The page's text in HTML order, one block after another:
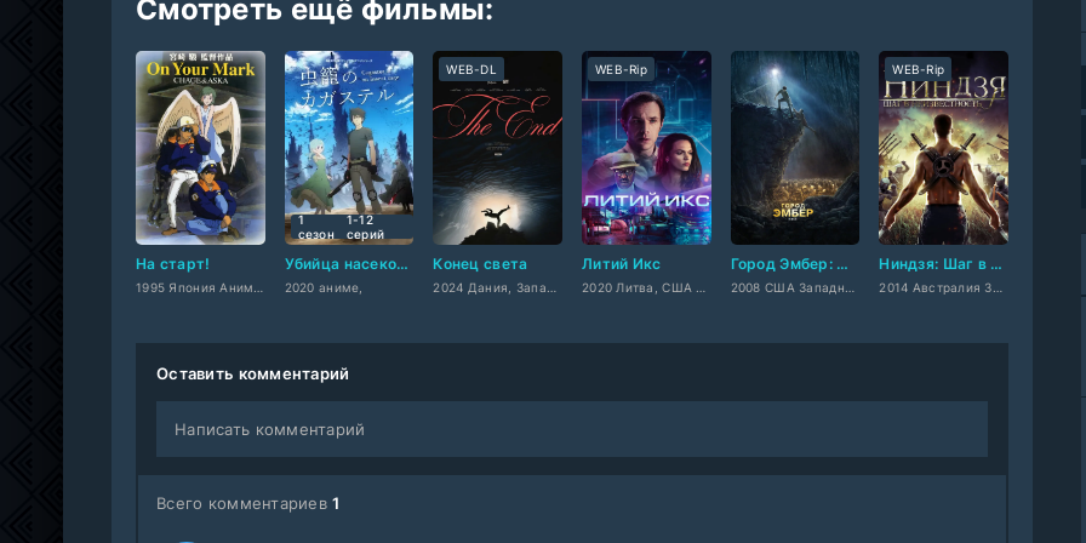
Смотреть ещё фильмы:
На старт! Убийца насекомых
2020 аниме,
1
сезон
1-12
cерий
Конец света
WEB-DL
Литий Икс
WEB-Rip
Город Эмбер: Побег Ниндзя: Шаг в неизвестность
WEB-Rip
Оставить комментарий
Написать комментарий
Всего комментариев1